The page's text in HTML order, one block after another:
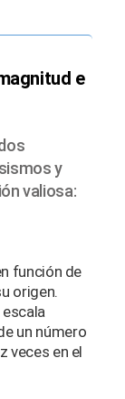
e
y
valiosa:
función de
origen.
escala
un número
veces en el